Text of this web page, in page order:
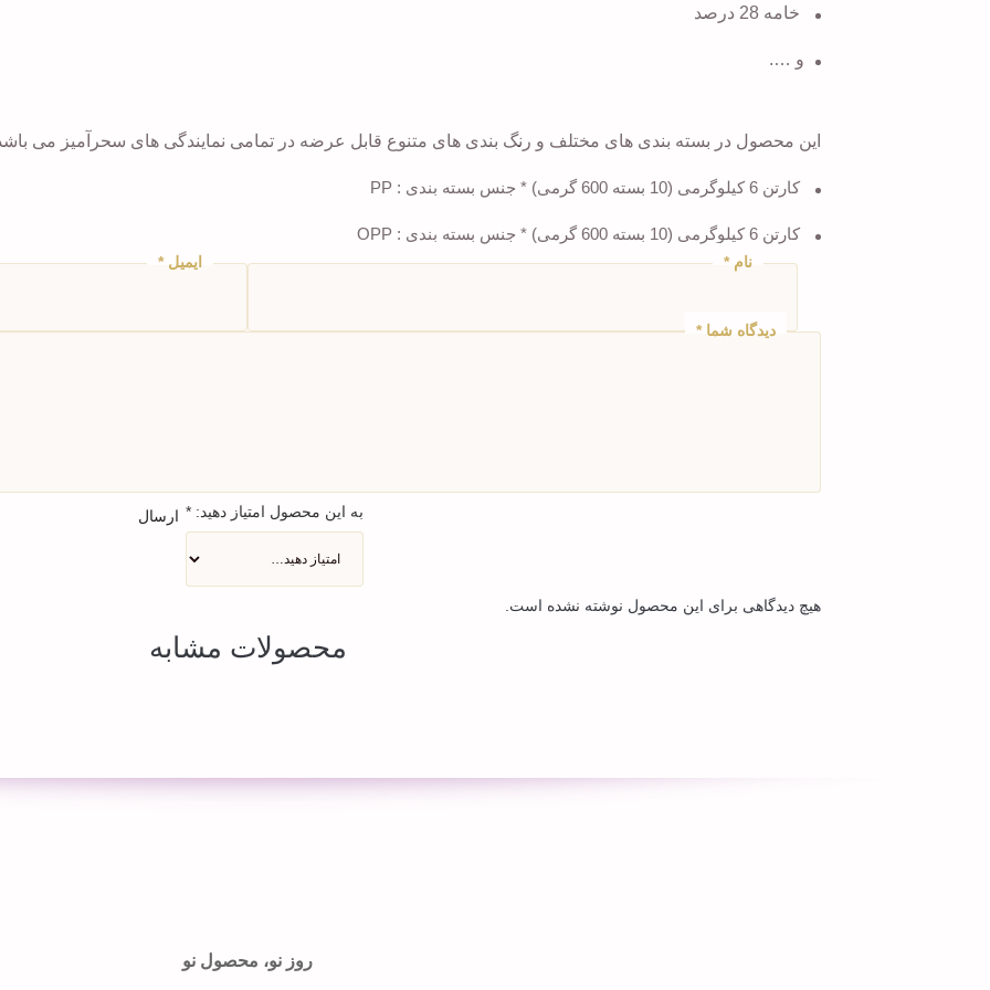
خامه 28 درصد
و ….
این محصول در بسته بندی های مختلف و رنگ بندی های متنوع قابل عرضه در تمامی نمایندگی های سحرآمیز می
کارتن 6 کیلوگرمی (10 بسته 600 گرمی) * جنس بسته بندی : PP
کارتن 6 کیلوگرمی (10 بسته 600 گرمی) * جنس بسته بندی : OPP
نام* ایمیل*
دیدگاه شما*
به این محصول امتیاز دهید: * ارسال
هیچ دیدگاهی برای این محصول نوشته نشده است.
محصولات مشابه
روز نو، محصول نو